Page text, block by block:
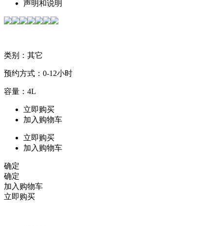
声明和说明
类别：其它
预约方式：0-12小时
容量：4L
立即购买
加入购物车
立即购买
加入购物车
确定
确定
加入购物车
立即购买